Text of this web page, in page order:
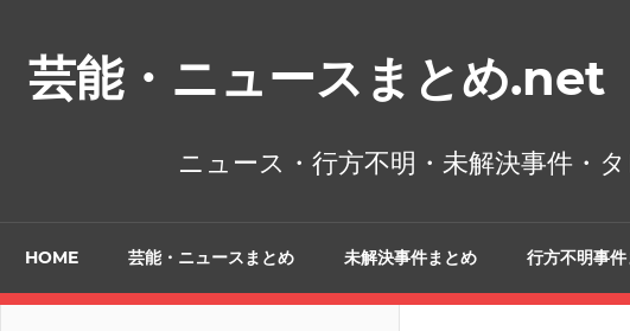
芸能・ニュースまとめ.net
ニュース・行方不明・未解決事件・
HOME 芸能・ニュースまとめ 未解決事件まとめ 行方不明事